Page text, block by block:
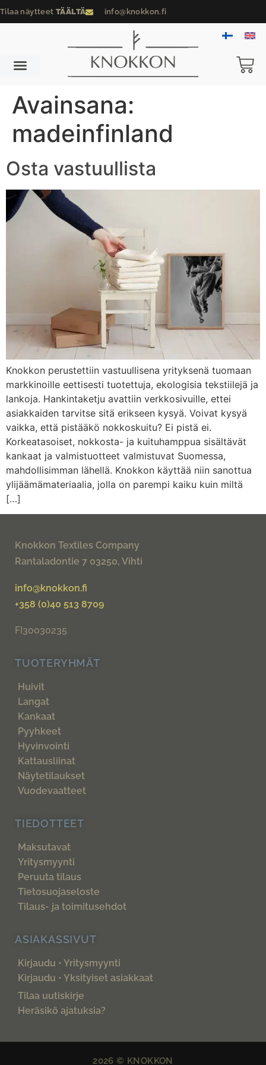
Tilaa näytteet TÄÄLTÄ info@knokkon.fi
Avainsana:
madeinfinland
Osta vastuullista
Knokkon perustettiin vastuullisena yrityksenä tuomaan
markkinoille eettisesti tuotettuja, ekologisia tekstiilejä ja
lankoja. Hankintaketju avattiin verkkosivuille, ettei
asiakkaiden tarvitse sitä erikseen kysyä. Voivat kysyä
vaikka, että pistääkö nokkoskuitu? Ei pistä ei.
Korkeatasoiset, nokkosta- ja kuituhamppua sisältävät
kankaat ja valmistuotteet valmistuvat Suomessa,
mahdollisimman lähellä. Knokkon käyttää niin sanottua
ylijäämämateriaalia, jolla on parempi kaiku kuin miltä
[…]
Knokkon Textiles Company
Rantaladontie 7 03250, Vihti
info@knokkon.fi
+358 (0)40 513 8709
FI30030235
TUOTERYHMÄT
Huivit
Langat
Kankaat
Pyyhkeet
Hyvinvointi
Kattausliinat
Näytetilaukset
Vuodevaatteet
TIEDOTTEET
Maksutavat
Yritysmyynti
Peruuta tilaus
Tietosuojaseloste
Tilaus- ja toimitusehdot
ASIAKASSIVUT
Kirjaudu • Yritysmyynti
Kirjaudu • Yksityiset asiakkaat
Tilaa uutiskirje
Heräsikö ajatuksia?
2026 © KNOKKON